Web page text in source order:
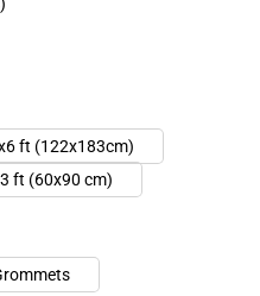
ft (122x183cm)
ft (60x90 cm)